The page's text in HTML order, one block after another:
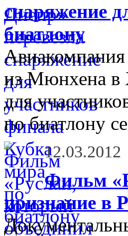
снаряжение
биатлону
из Мюнхена в
для
по биатлону
12.03.2012
Фильм
признание в